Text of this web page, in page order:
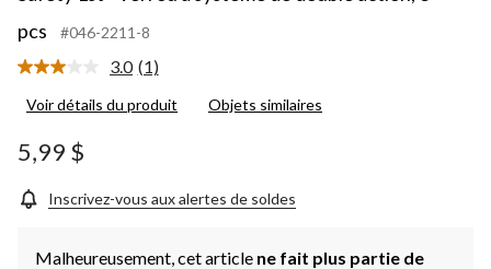
pcs
#046-2211-8
3.0 Lire
commentaire.
page.
(1)
Voir détails du produit Objets similaires
5,99 $
Inscrivez-vous aux alertes de soldes
Malheureusement, cet article ne fait plus partie de